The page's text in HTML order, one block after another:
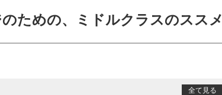
ための、ミドルクラスのススメ
全て見る